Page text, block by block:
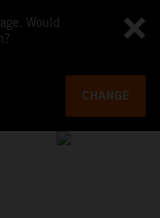
Would
CHANGE